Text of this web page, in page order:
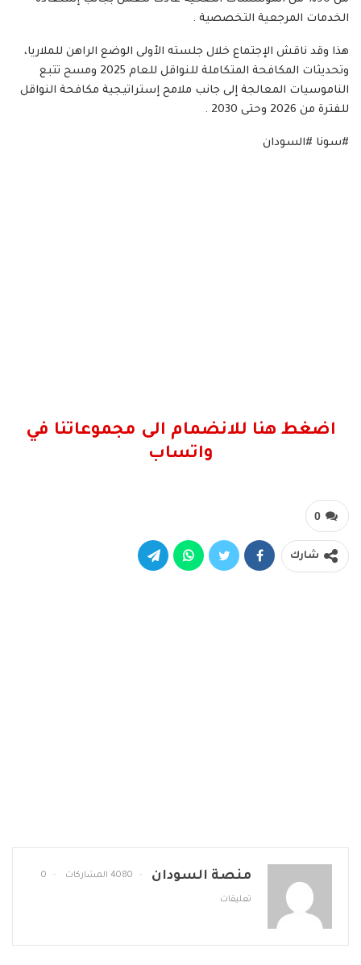
الخدمات المرجعية التخصصية .
هذا وقد ناقش الإجتماع خلال جلسته الأولى الوضع الراهن للملاريا،
وتحديثات المكافحة المتكاملة للنواقل للعام 2025 ومسح تتبع
الناموسيات المعالجة إلى جانب ملامح إستراتيجية مكافحة النواقل
للفترة من 2026 وحتى 2030 .
#سونا #السودان
اضغط هنا للانضمام الى مجموعاتنا في
واتساب
0
شارك
منصة السودان 4080 المشاركات 0
تعليقات